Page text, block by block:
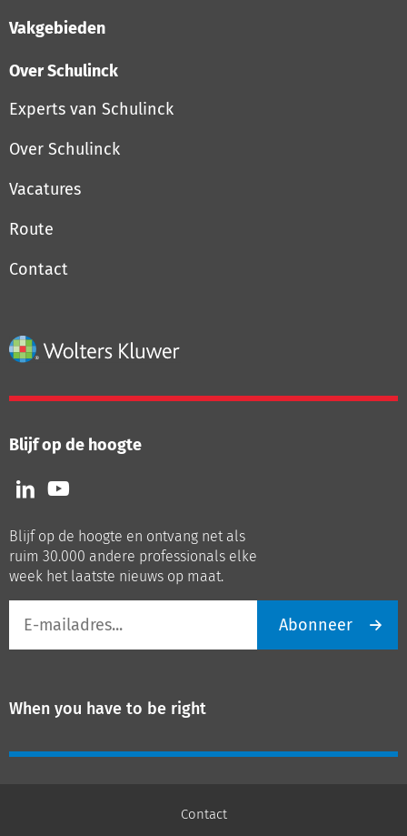
Vakgebieden
Over Schulinck
Experts van Schulinck
Over Schulinck
Vacatures
Route
Contact
Blijf op de hoogte
Volg
ons
LinkedIn
Volg
ons
Youtube
Blijf op de hoogte en ontvang net als
ruim 30.000 andere professionals elke
week het laatste nieuws op maat.
mailadres
Abonneer
When you have to be right
Contact